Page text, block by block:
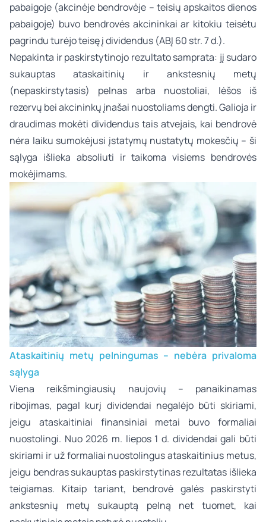
pabaigoje (akcinėje bendrovėje – teisių apskaitos dienos
pabaigoje) buvo bendrovės akcininkai ar kitokiu teisėtu
pagrindu turėjo teisę į dividendus (ABĮ 60 str. 7 d.).
Nepakinta ir paskirstytinojo rezultato samprata: jį sudaro
sukauptas ataskaitinių ir ankstesnių metų
(nepaskirstytasis) pelnas arba nuostoliai, lėšos iš
rezervų bei akcininkų įnašai nuostoliams dengti. Galioja ir
draudimas mokėti dividendus tais atvejais, kai bendrovė
nėra laiku sumokėjusi įstatymų nustatytų mokesčių – ši
sąlyga išlieka absoliuti ir taikoma visiems bendrovės
mokėjimams.
Ataskaitinių metų pelningumas – nebėra privaloma
sąlyga
Viena reikšmingiausių naujovių – panaikinamas
ribojimas, pagal kurį dividendai negalėjo būti skiriami,
jeigu ataskaitiniai finansiniai metai buvo formaliai
nuostolingi. Nuo 2026 m. liepos 1 d. dividendai gali būti
skiriami ir už formaliai nuostolingus ataskaitinius metus,
jeigu bendras sukauptas paskirstytinas rezultatas išlieka
teigiamas. Kitaip tariant, bendrovė galės paskirstyti
ankstesnių metų sukauptą pelną net tuomet, kai